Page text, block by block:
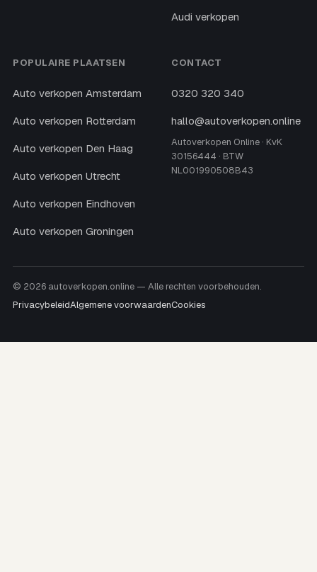
Audi verkopen
POPULAIRE PLAATSEN
Auto verkopen Amsterdam
Auto verkopen Rotterdam
Auto verkopen Den Haag
Auto verkopen Utrecht
Auto verkopen Eindhoven
Auto verkopen Groningen
CONTACT
0320 320 340
hallo@autoverkopen.online
Autoverkopen Online · KvK
30156444 · BTW
NL001990508B43
© 2026 autoverkopen.online — Alle rechten voorbehouden.
PrivacybeleidAlgemene voorwaardenCookies